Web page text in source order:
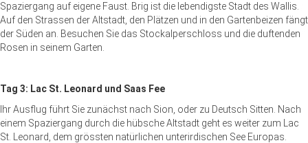
Spaziergang auf eigene Faust. Brig ist die lebendigste Stadt des Wallis.
Auf den Strassen der Altstadt, den Plätzen und in den Gartenbeizen fängt
der Süden an. Besuchen Sie das Stockalperschloss und die duftenden
Rosen in seinem Garten.
Tag 3: Lac St. Leonard und Saas Fee
Ihr Ausflug führt Sie zunächst nach Sion, oder zu Deutsch Sitten. Nach
einem Spaziergang durch die hübsche Altstadt geht es weiter zum Lac
St. Leonard, dem grössten natürlichen unterirdischen See Europas.